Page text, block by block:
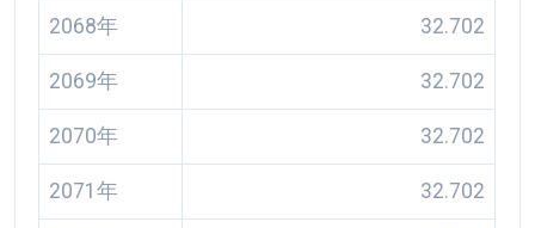
2068年 32.702
2069年 32.702
2070年 32.702
2071年 32.702